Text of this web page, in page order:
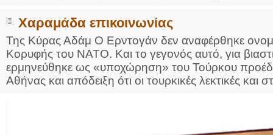
Χαραμάδα επικοινωνίας
Της Κύρας Αδάμ Ο Ερντογάν δεν αναφέρθηκε
Κορυφής του ΝΑΤΟ. Και το γεγονός αυτό, για
ερμηνεύθηκε ως «υποχώρηση» του Τούρκου
Αθήνας και απόδειξη ότι οι τουρκικές λεκτικές και